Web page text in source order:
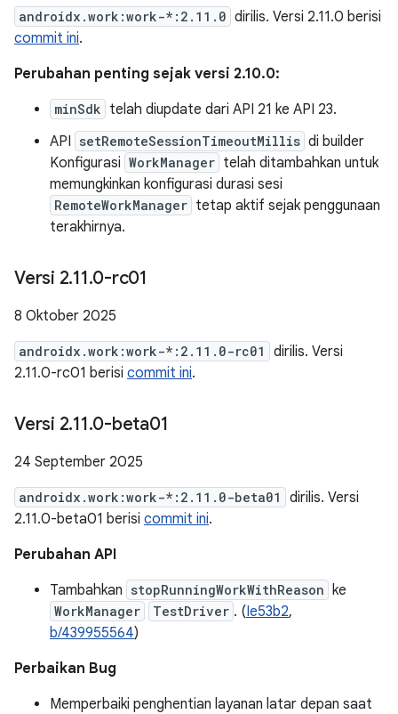
androidx.work:work-*:2.11.0 dirilis. Versi 2.11.0 berisi
commit ini.
Perubahan penting sejak versi 2.10.0:
minSdk telah diupdate dari API 21 ke API 23.
API setRemoteSessionTimeoutMillis di builder
Konfigurasi WorkManager telah ditambahkan untuk
memungkinkan konfigurasi durasi sesi
RemoteWorkManager tetap aktif sejak penggunaan
terakhirnya.
Versi 2.11.0-rc01
8 Oktober 2025
androidx.work:work-*:2.11.0-rc01
dirilis. Versi
2.11.0-rc01 berisi commit ini.
Versi 2.11.0-beta01
24 September 2025
androidx.work:work-*:2.11.0-beta01
dirilis. Versi
2.11.0-beta01 berisi commit ini.
Perubahan API
Tambahkan stopRunningWorkWithReason ke
WorkManager TestDriver . (Ie53b2,
b/439955564)
Perbaikan Bug
Memperbaiki penghentian layanan latar depan saat